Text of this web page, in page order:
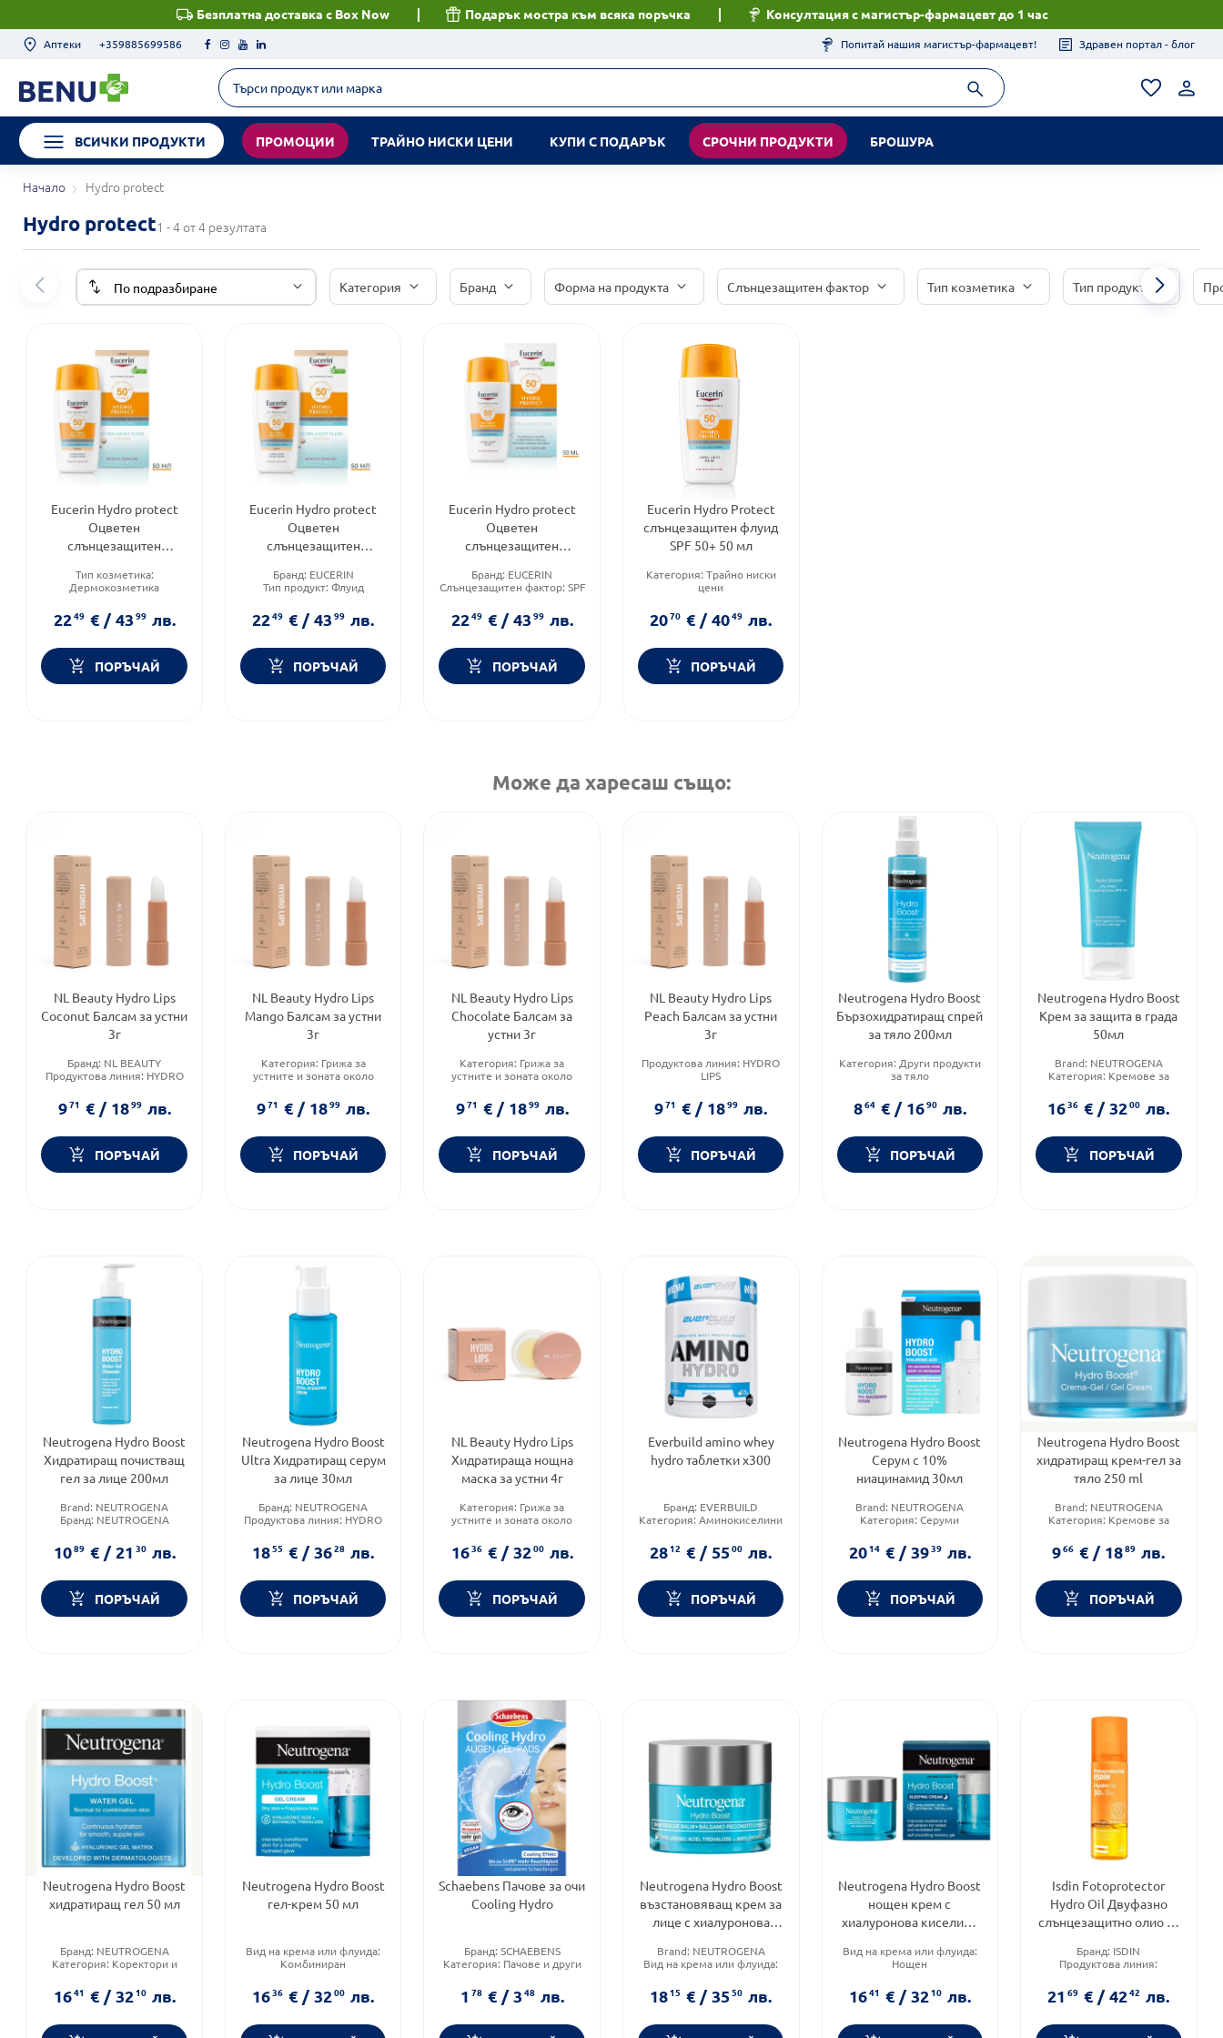
Безплатна доставка с Box Now Подарък мостра към всяка поръчка Консултация с магистър-фармацевт до 1 час
Аптеки +359885699586 Попитай нашия магистър-фармацевт! Здравен портал - блог
ВСИЧКИ ПРОДУКТИ ПРОМОЦИИ ТРАЙНО НИСКИ ЦЕНИ КУПИ С ПОДАРЪК СРОЧНИ ПРОДУКТИ БРОШУРА
Начало Hydro protect
Hydro protect1 - 4 от 4 резултата
Категория Бранд Форма на продукта Слънцезащитен фактор Тип козметика Тип продукт
Eucerin Hydro protect
Оцветен
слънцезащитен
SPF50+ Светъл цвят
Тип козметика:
Дермокозметика
Форма на продукта:
2249 € / 4399 лв.
ПОРЪЧАЙ
Eucerin Hydro protect
Оцветен
слънцезащитен
SPF50+ Светъл цвят
31.12.2026 г.
Бранд: EUCERIN
Тип продукт: Флуид
2249 € / 4399 лв.
ПОРЪЧАЙ
Eucerin Hydro protect
Оцветен
слънцезащитен
SPF50+ Тъмен цвят 50мл
Бранд: EUCERIN
Слънцезащитен фактор: SPF
Форма на продукта:
2249 € / 4399 лв.
ПОРЪЧАЙ
Eucerin Hydro Protect
слънцезащитен флуид
SPF 50+ 50 мл
Категория: Трайно ниски
цени
50
Тип продукт:Флуид
2070 € / 4049 лв.
ПОРЪЧАЙ
Може да харесаш също:
NL Beauty Hydro Lips
Coconut Балсам за устни
3г
Бранд: NL BEAUTY
Продуктова линия: HYDRO
Brand:NL BEAUTY
971 € / 1899 лв.
ПОРЪЧАЙ
NL Beauty Hydro Lips
Mango Балсам за устни
3г
Категория: Грижа за
устните и зоната около
Форма на продукта:
за устни
971 € / 1899 лв.
ПОРЪЧАЙ
NL Beauty Hydro Lips
Chocolate Балсам за
устни 3г
Категория: Грижа за
устните и зоната около
Форма на продукта:
за устни
971 € / 1899 лв.
ПОРЪЧАЙ
NL Beauty Hydro Lips
Peach Балсам за устни
3г
Продуктова линия: HYDRO
LIPS
за устни
Brand:NL BEAUTY
971 € / 1899 лв.
ПОРЪЧАЙ
Neutrogena Hydro Boost
Бързохидратиращ спрей
за тяло 200мл
Категория: Други продукти
за тяло
BOOST
Форма на продукта:спрей
864 € / 1690 лв.
ПОРЪЧАЙ
Neutrogena Hydro Boost
Крем за защита в града
50мл
Brand: NEUTROGENA
Категория: Кремове за
Продуктова линия:
BOOST
1636 € / 3200 лв.
ПОРЪЧАЙ
Neutrogena Hydro Boost
Хидратиращ почистващ
гел за лице 200мл
Brand: NEUTROGENA
Бранд: NEUTROGENA
BOOST
1089 € / 2130 лв.
ПОРЪЧАЙ
Neutrogena Hydro Boost
Ultra Хидратиращ серум
за лице 30мл
Бранд: NEUTROGENA
Продуктова линия: HYDRO
Тип козметика:
Дермокозметика
1855 € / 3628 лв.
ПОРЪЧАЙ
NL Beauty Hydro Lips
Хидратираща нощна
маска за устни 4г
Категория: Грижа за
устните и зоната около
Продуктова линия:HYDRO
LIPS
1636 € / 3200 лв.
ПОРЪЧАЙ
Everbuild amino whey
hydro таблетки х300
Бранд: EVERBUILD
Категория:Аминокиселини
2812 € / 5500 лв.
ПОРЪЧАЙ
Neutrogena Hydro Boost
Серум с 10%
ниацинамид 30мл
Brand: NEUTROGENA
Категория:Серуми
Дермокозметика
2014 € / 3939 лв.
ПОРЪЧАЙ
Neutrogena Hydro Boost
хидратиращ крем-гел за
тяло 250 ml
Brand: NEUTROGENA
Категория: Кремове за
Функционалност:
Хидратация
966 € / 1889 лв.
ПОРЪЧАЙ
Neutrogena Hydro Boost
хидратиращ гел 50 мл
Бранд: NEUTROGENA
Категория: Коректори и
Форма на продукта:
1641 € / 3210 лв.
Neutrogena Hydro Boost
гел-крем 50 мл
Вид на крема или флуида:
Комбиниран
лице
Тип козметика:
1636 € / 3200 лв.
Schaebens Пачове за очи
Cooling Hydro
Бранд: SCHAEBENS
Категория: Пачове и други
зона
Форма на продукта:пачове
178 € / 348 лв.
Neutrogena Hydro Boost
възстановяващ крем за
лице с хиалуронова
Brand: NEUTROGENA
Вид на крема или флуида:
Функционалност:Антиейдж
1815 € / 3550 лв.
Neutrogena Hydro Boost
нощен крем с
хиалуронова киселина
Вид на крема или флуида:
Нощен
Функционалност: Антиейдж
1641 € / 3210 лв.
Isdin Fotoprotector
Hydro Оil Двуфазно
слънцезащитно олио за
Бранд: ISDIN
Продуктова линия:
Слънцезащитен фактор:
30
2169 € / 4242 лв.